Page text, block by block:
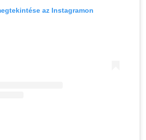
az Instagramon